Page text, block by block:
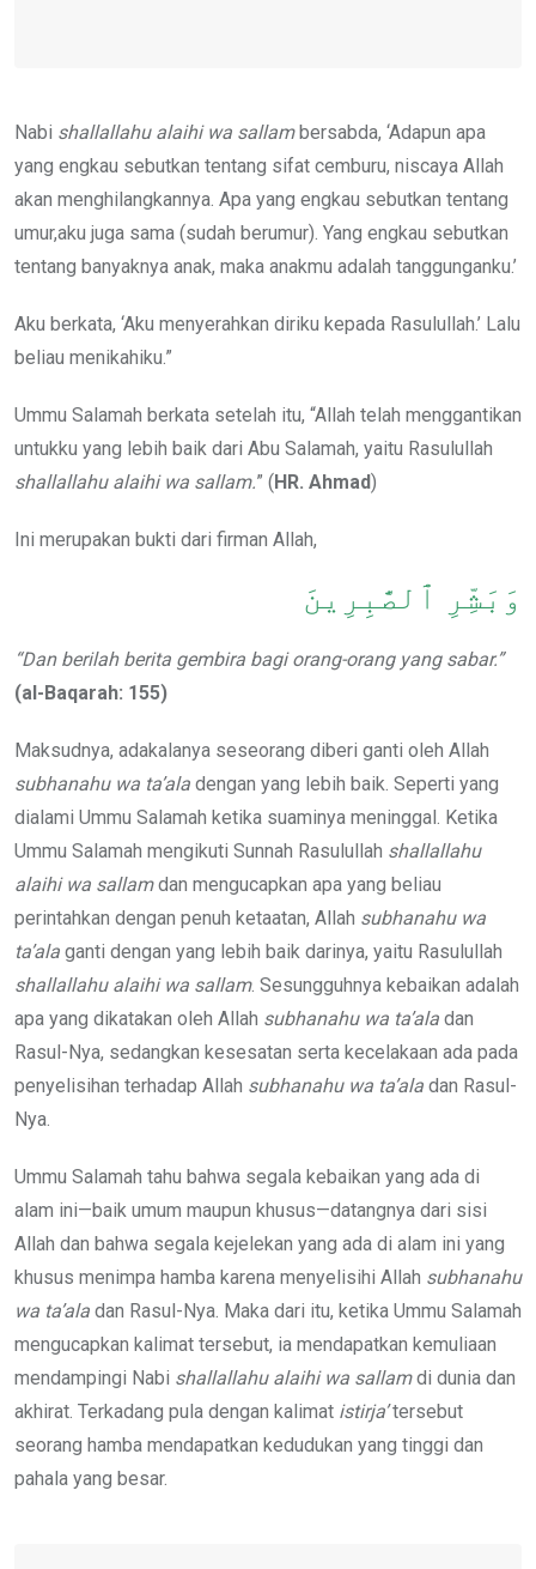
Nabi shallallahu alaihi wa sallam bersabda, ‘Adapun apa
yang engkau sebutkan tentang sifat cemburu, niscaya Allah
akan menghilangkannya. Apa yang engkau sebutkan tentang
umur,aku juga sama (sudah berumur). Yang engkau sebutkan
tentang banyaknya anak, maka anakmu adalah tanggunganku.’
Aku berkata, ‘Aku menyerahkan diriku kepada Rasulullah.’ Lalu
beliau menikahiku.”
Ummu Salamah berkata setelah itu, “Allah telah menggantikan
untukku yang lebih baik dari Abu Salamah, yaitu Rasulullah
shallallahu alaihi wa sallam.” ( HR. Ahmad)
Ini merupakan bukti dari firman Allah,
وَبَشِّرِ ٱلصَّٰبِرِينَ
“Dan berilah berita gembira bagi orang-orang yang sabar.”
(al-Baqarah: 155)
Maksudnya, adakalanya seseorang diberi ganti oleh Allah
subhanahu wa ta’ala dengan yang lebih baik. Seperti yang
dialami Ummu Salamah ketika suaminya meninggal. Ketika
Ummu Salamah mengikuti Sunnah Rasulullah shallallahu
alaihi wa sallamdan mengucapkan apa yang beliau
perintahkan dengan penuh ketaatan, Allah subhanahu wa
ta’ala ganti dengan yang lebih baik darinya, yaitu Rasulullah
shallallahu alaihi wa sallam. Sesungguhnya kebaikan adalah
apa yang dikatakan oleh Allah subhanahu wa ta’ala dan
Rasul-Nya, sedangkan kesesatan serta kecelakaan ada pada
penyelisihan terhadap Allah subhanahu wa ta’ala dan Rasul-
Nya.
Ummu Salamah tahu bahwa segala kebaikan yang ada di
alam ini—baik umum maupun khusus—datangnya dari sisi
Allah dan bahwa segala kejelekan yang ada di alam ini yang
khusus menimpa hamba karena menyelisihi Allah subhanahu
wa ta’ala dan Rasul-Nya. Maka dari itu, ketika Ummu Salamah
mengucapkan kalimat tersebut, ia mendapatkan kemuliaan
mendampingi Nabi shallallahu alaihi wa sallamdi dunia dan
akhirat. Terkadang pula dengan kalimat istirja’tersebut
seorang hamba mendapatkan kedudukan yang tinggi dan
pahala yang besar.